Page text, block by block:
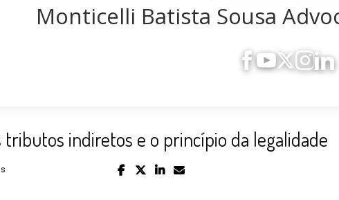
Monticelli Batista Sousa
tributos indiretos e o princípio da legalidade